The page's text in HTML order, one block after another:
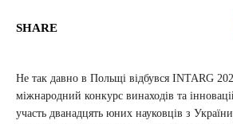
SHARE
Не так давно в Польщі відбувся INTARG
міжнародний конкурс винаходів та
участь дванадцять юних науковців з